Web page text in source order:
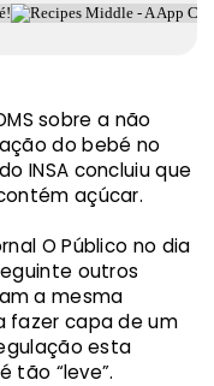
sobre a não
do bebé no
INSA concluiu que
açúcar.
O Público no dia
outros
a mesma
fazer capa de um
esta
tão “leve”.